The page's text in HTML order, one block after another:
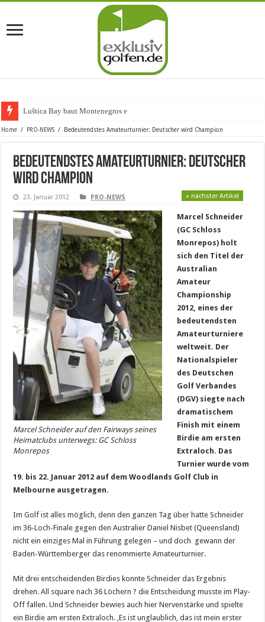
Luštica Bay baut Montenegros erste Gol
Home / PRO-NEWS / Bedeutendstes Amateurturnier: Deutscher wird Champion
Bedeutendstes Amateurturnier: Deutscher
wird Champion
23. Januar 2012 PRO-NEWS » nächster Artikel
Marcel Schneider auf den Fairways seines
Heimatclubs unterwegs: GC Schloss
Monrepos
Marcel Schneider
(GC Schloss
Monrepos) holt
sich den Titel der
Australian
Amateur
Championship
2012, eines der
bedeutendsten
Amateurturniere
weltweit. Der
Nationalspieler
des Deutschen
Golf Verbandes
(DGV) siegte nach
dramatischem
Finish mit einem
Birdie am ersten
Extraloch. Das
Turnier wurde vom
19. bis 22. Januar 2012 auf dem Woodlands Golf Club in
Melbourne ausgetragen.
Im Golf ist alles möglich, denn den ganzen Tag über hatte Schneider
im 36-Loch-Finale gegen den Australier Daniel Nisbet (Queensland)
nicht ein einziges Mal in Führung gelegen – und doch gewann der
Baden-Württemberger das renommierte Amateurturnier.
Mit drei entscheidenden Birdies konnte Schneider das Ergebnis
drehen. All square nach 36 Löchern ? die Entscheidung musste im Play-
Off fallen. Und Schneider bewies auch hier Nervenstärke und spielte
ein Birdie am ersten Extraloch. ‚Es ist unglaublich, das ist mein erster